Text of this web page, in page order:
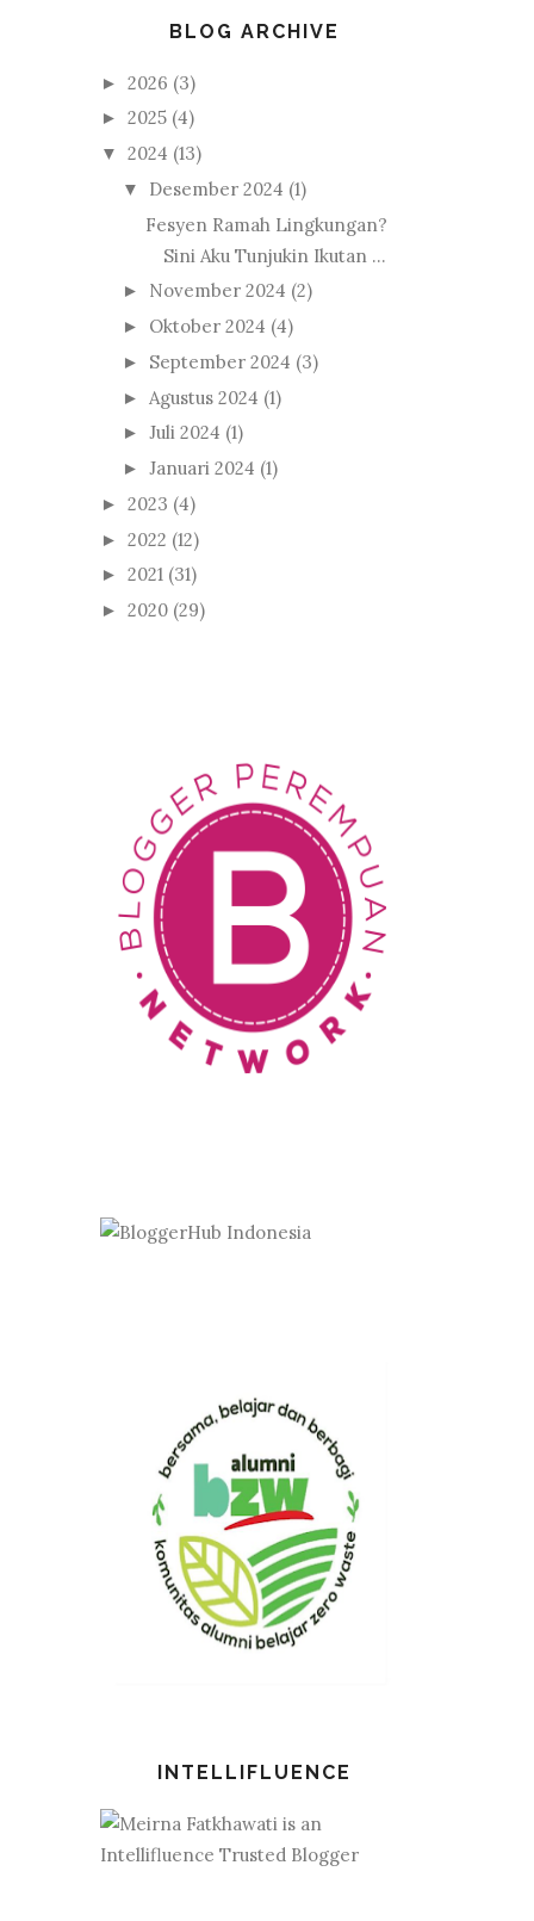
BLOG ARCHIVE
► 2026 (3)
► 2025 (4)
▼ 2024 (13)
▼ Desember 2024 (1)
Fesyen Ramah Lingkungan?
Sini Aku Tunjukin Ikutan ...
► November 2024 (2)
► Oktober 2024 (4)
► September 2024 (3)
► Agustus 2024 (1)
► Juli 2024 (1)
► Januari 2024 (1)
► 2023 (4)
► 2022 (12)
► 2021 (31)
► 2020 (29)
INTELLIFLUENCE